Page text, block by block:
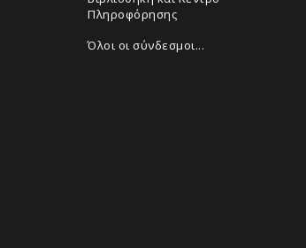
Πληροφόρησης
Όλοι οι σύνδεσμοι...